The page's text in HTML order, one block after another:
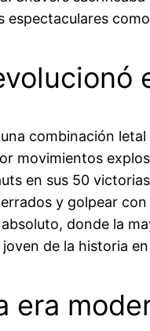
combinación
movimientos
en sus 50
y golpear
donde la
de la historia
era